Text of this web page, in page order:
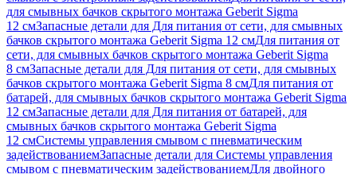
для смывных бачков скрытого монтажа Geberit Sigma
12 смЗапасные детали для Для питания от сети, для смывных
бачков скрытого монтажа Geberit Sigma 12 смДля питания от
сети, для смывных бачков скрытого монтажа Geberit Sigma
8 смЗапасные детали для Для питания от сети, для смывных
бачков скрытого монтажа Geberit Sigma 8 смДля питания от
батарей, для смывных бачков скрытого монтажа Geberit Sigma
12 смЗапасные детали для Для питания от батарей, для
смывных бачков скрытого монтажа Geberit Sigma
12 смСистемы управления смывом с пневматическим
задействованиемЗапасные детали для Системы управления
смывом с пневматическим задействованиемДля двойного